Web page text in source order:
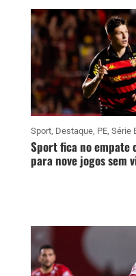
Sport, Destaque, PE, Série
Sport fica no empate
para nove jogos sem